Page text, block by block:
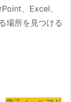
、Excel、
場所を見つける